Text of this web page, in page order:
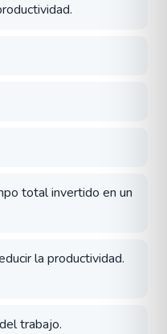
total invertido en un
la productividad.
trabajo.